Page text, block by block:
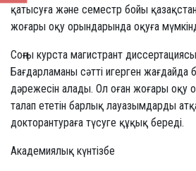
қатысуға және семестр бойы
жоғары оқу орындарында оқуға
Соңғы курста магистрант
Бағдарламаны сәтті игерген жағдайда
дәрежесін алады. Ол оған жоғары оқу
талап ететін барлық лауазымдарды
докторантураға түсуге құқық береді.
Академиялық күнтізбе